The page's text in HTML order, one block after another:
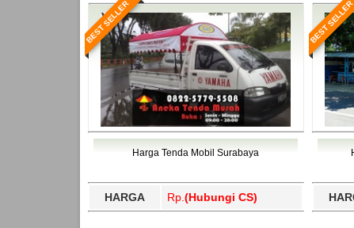
BEST SELLER
Harga Tenda Mobil Surabaya
HARGA Rp. (Hubungi CS)
BEST SELLER